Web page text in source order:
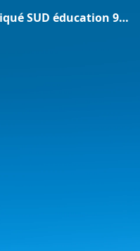
2022-09-07 Communiqué SUD éducation 92.pdf